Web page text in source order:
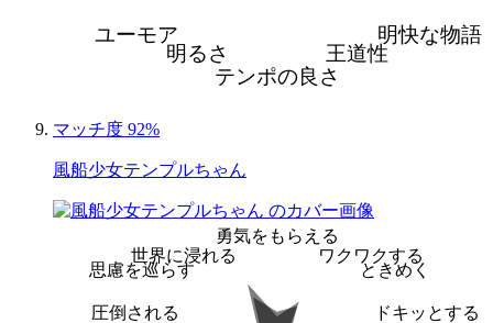
明快な物語
王道性
テンポの良さ
明るさ
ユーモア
マッチ度 92%
風船少女テンプルちゃん
勇気をもらえる
ワクワクする
ときめく
ドキッとする
圧倒される
思慮を巡らす
世界に浸れる